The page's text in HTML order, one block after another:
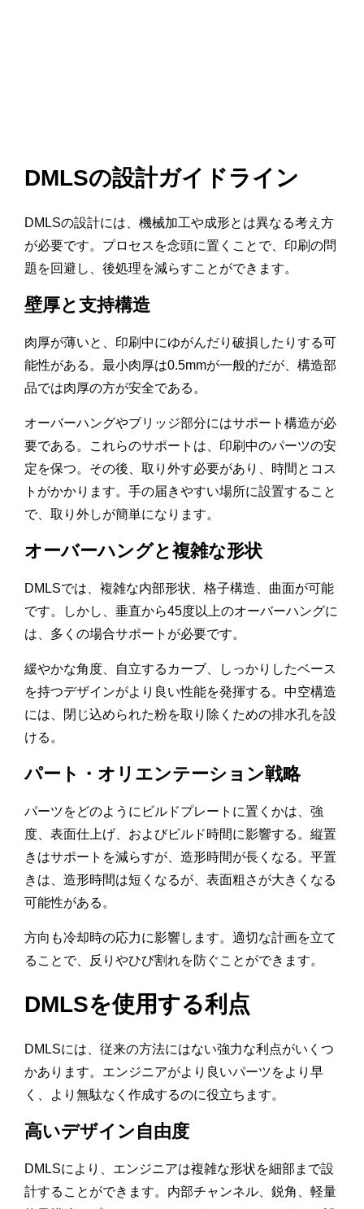
DMLSの設計ガイドライン
DMLSの設計には、機械加工や成形とは異なる考え方
が必要です。プロセスを念頭に置くことで、印刷の問
題を回避し、後処理を減らすことができます。
壁厚と支持構造
肉厚が薄いと、印刷中にゆがんだり破損したりする可
能性がある。最小肉厚は0.5mmが一般的だが、構造部
品では肉厚の方が安全である。
オーバーハングやブリッジ部分にはサポート構造が必
要である。これらのサポートは、印刷中のパーツの安
定を保つ。その後、取り外す必要があり、時間とコス
トがかかります。手の届きやすい場所に設置すること
で、取り外しが簡単になります。
オーバーハングと複雑な形状
DMLSでは、複雑な内部形状、格子構造、曲面が可能
です。しかし、垂直から45度以上のオーバーハングに
は、多くの場合サポートが必要です。
緩やかな角度、自立するカーブ、しっかりしたベース
を持つデザインがより良い性能を発揮する。中空構造
には、閉じ込められた粉を取り除くための排水孔を設
ける。
パート・オリエンテーション戦略
パーツをどのようにビルドプレートに置くかは、強
度、表面仕上げ、およびビルド時間に影響する。縦置
きはサポートを減らすが、造形時間が長くなる。平置
きは、造形時間は短くなるが、表面粗さが大きくなる
可能性がある。
方向も冷却時の応力に影響します。適切な計画を立て
ることで、反りやひび割れを防ぐことができます。
DMLSを使用する利点
DMLSには、従来の方法にはない強力な利点がいくつ
かあります。エンジニアがより良いパーツをより早
く、より無駄なく作成するのに役立ちます。
高いデザイン自由度
DMLSにより、エンジニアは複雑な形状を細部まで設
計することができます。内部チャンネル、鋭角、軽量